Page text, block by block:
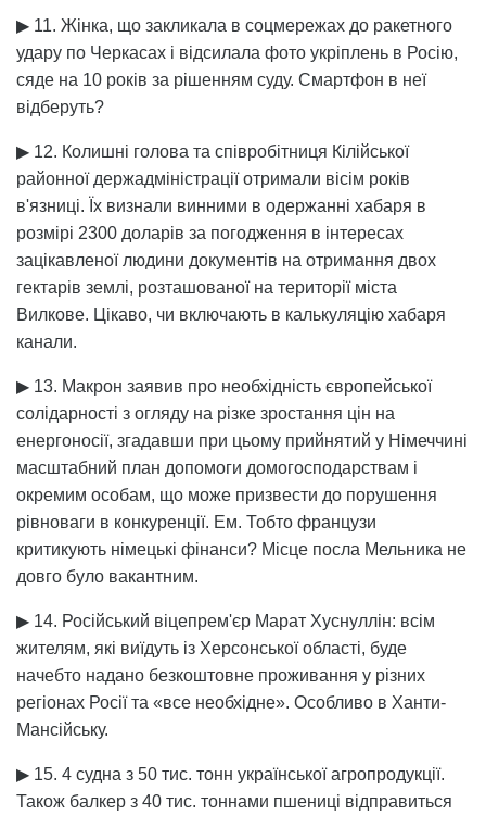
▶ 11. Жінка, що закликала в соцмережах до ракетного
удару по Черкасах і відсилала фото укріплень в Росію,
сяде на 10 років за рішенням суду. Смартфон в неї
відберуть?
▶ 12. Колишні голова та співробітниця Кілійської
районної держадміністрації отримали вісім років
в'язниці. Їх визнали винними в одержанні хабаря в
розмірі 2300 доларів за погодження в інтересах
зацікавленої людини документів на отримання двох
гектарів землі, розташованої на території міста
Вилкове. Цікаво, чи включають в калькуляцію хабаря
канали.
▶ 13. Макрон заявив про необхідність європейської
солідарності з огляду на різке зростання цін на
енергоносії, згадавши при цьому прийнятий у Німеччині
масштабний план допомоги домогосподарствам і
окремим особам, що може призвести до порушення
рівноваги в конкуренції. Ем. Тобто французи
критикують німецькі фінанси? Місце посла Мельника не
довго було вакантним.
▶ 14. Російський віцепрем'єр Марат Хуснуллін: всім
жителям, які виїдуть із Херсонської області, буде
начебто надано безкоштовне проживання у різних
регіонах Росії та «все необхідне». Особливо в Ханти-
Мансійську.
▶ 15. 4 судна з 50 тис. тонн української агропродукції.
Також балкер з 40 тис. тоннами пшениці відправиться